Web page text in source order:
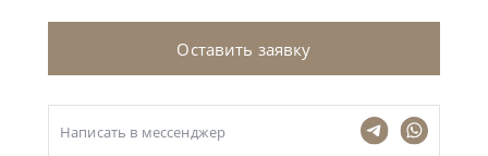
Оставить заявку
Написать в мессенджер